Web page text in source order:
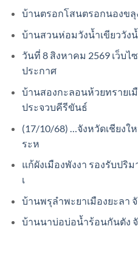
บ้านตรอกโสนตรอกนองขลุ
บ้านสวนห่อมวังน้ำเขียววัง
วันที่ 8 สิงหาคม 2569 เว็บไ
ประกาศ
บ้านสองกะลอนห้วยทรายเ
ประจวบคีรีขันธ์
(17/10/68) …จังหวัดเชียงใ
ระห
แก้ผังเมืองพังงา รองรับปริ
เ
บ้านพรุลำพะยาเมืองยะลา
บ้านนาบ่อบ่อน้ำร้อนกันตัง